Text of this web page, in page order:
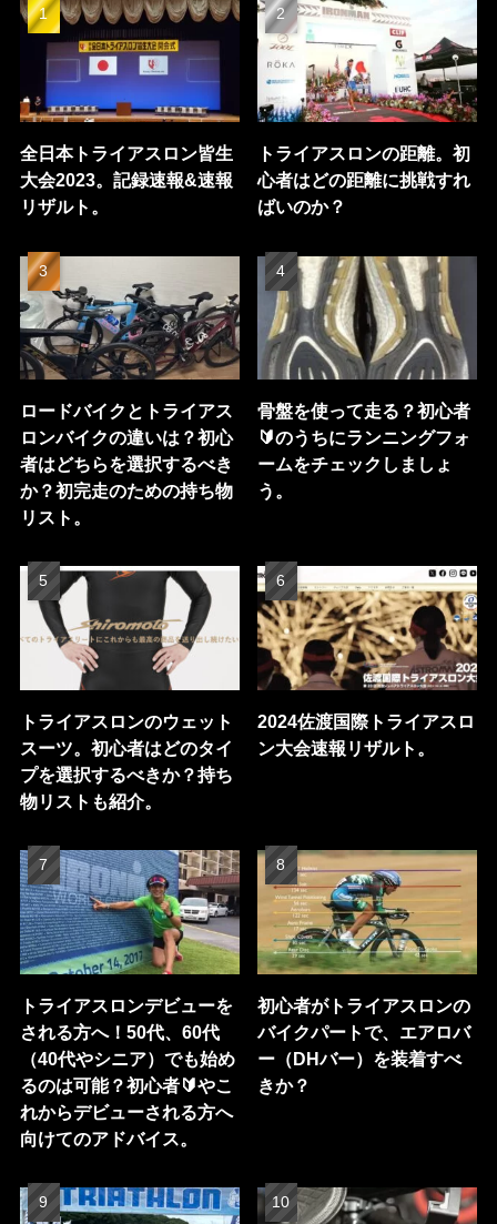
全日本トライアスロン皆生
大会2023。記録速報&速報
リザルト。
トライアスロンの距離。初
心者はどの距離に挑戦すれ
ばいのか？
ロードバイクとトライアス
ロンバイクの違いは？初心
者はどちらを選択するべき
か？初完走のための持ち物
リスト。
骨盤を使って走る？初心者
🔰のうちにランニングフォ
ームをチェックしましょ
う。
トライアスロンのウェット
スーツ。初心者はどのタイ
プを選択するべきか？持ち
物リストも紹介。
2024佐渡国際トライアスロ
ン大会速報リザルト。
トライアスロンデビューを
される方へ！50代、60代
（40代やシニア）でも始め
るのは可能？初心者🔰やこ
れからデビューされる方へ
向けてのアドバイス。
初心者がトライアスロンの
バイクパートで、エアロバ
ー（DHバー）を装着すべ
きか？